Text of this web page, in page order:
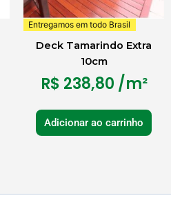
Entregamos em todo Brasil
Deck Tamarindo Extra
10cm
R$ 238,80 /m²
Adicionar ao carrinho